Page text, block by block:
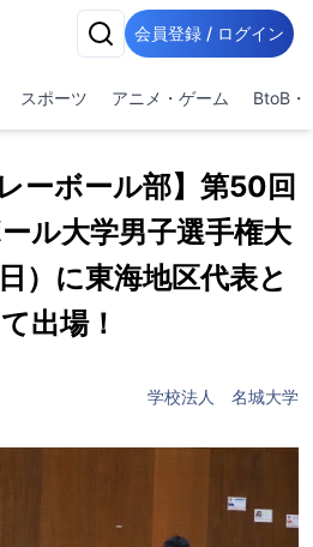
会員登録 / ログイン
スポーツ アニメ・ゲーム BtoB・
ーボール部】第50回
ル大学男子選手権大
）に東海地区代表と
出場！
学校法人 名城大学